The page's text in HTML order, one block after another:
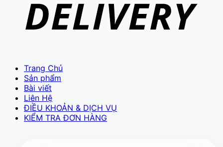
VC VIETCAM.VN
Đang trực tuyến
Trang Chủ
Sản phẩm
Bài viết
Liên Hệ
ĐIỀU KHOẢN & DỊCH VỤ
KIỂM TRA ĐƠN HÀNG